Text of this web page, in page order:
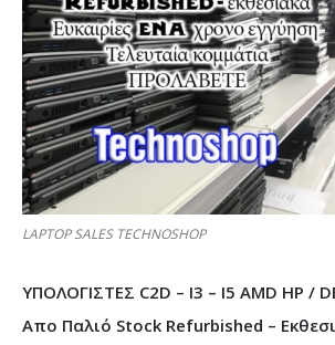
LAPTOP SALES TECHNOSHOP
ΥΠΟΛΟΓΙΣΤΕΣ C2D – I3 – I5 AMD HP /
Απο Παλιό Stock Refurbished –